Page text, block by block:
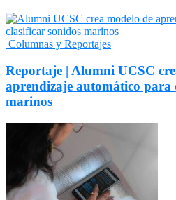
Columnas y Reportajes
Reportaje | Alumni UCSC
aprendizaje automático para
marinos